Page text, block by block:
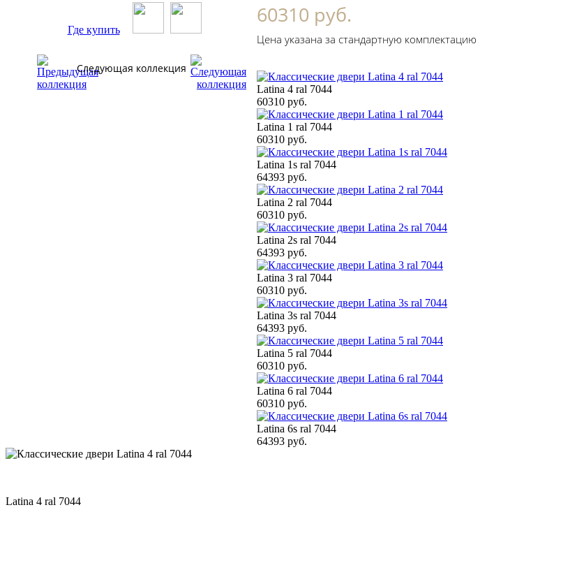
Где купить
Следующая коллекция
60310 руб.
Цена указана за стандартную комплектацию
Latina 4 ral 7044
60310 руб.
Latina 1 ral 7044
60310 руб.
Latina 1s ral 7044
64393 руб.
Latina 2 ral 7044
60310 руб.
Latina 2s ral 7044
64393 руб.
Latina 3 ral 7044
60310 руб.
Latina 3s ral 7044
64393 руб.
Latina 5 ral 7044
60310 руб.
Latina 6 ral 7044
60310 руб.
Latina 6s ral 7044
64393 руб.
Latina 4 ral 7044